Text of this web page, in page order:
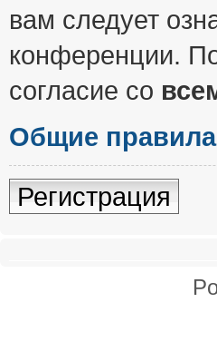
вам следует
конференции.
согласие со
Общие правила
Регистрация